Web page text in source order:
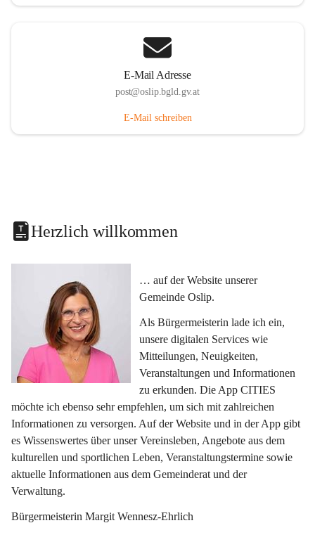
E-Mail Adresse
post@oslip.bgld.gv.at
E-Mail schreiben
Herzlich willkommen
… auf der Website unserer
Gemeinde Oslip.
Als Bürgermeisterin lade ich ein,
unsere digitalen Services wie
Mitteilungen, Neuigkeiten,
Veranstaltungen und Informationen
zu erkunden. Die App CITIES
möchte ich ebenso sehr empfehlen, um sich mit zahlreichen
Informationen zu versorgen. Auf der Website und in der App gibt
es Wissenswertes über unser Vereinsleben, Angebote aus dem
kulturellen und sportlichen Leben, Veranstaltungstermine sowie
aktuelle Informationen aus dem Gemeinderat und der
Verwaltung.
Bürgermeisterin Margit Wennesz-Ehrlich